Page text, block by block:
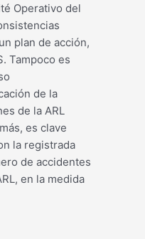
Operativo del
plan de acción,
Tampoco es
de la
de la ARL
es clave
la registrada
de accidentes
en la medida